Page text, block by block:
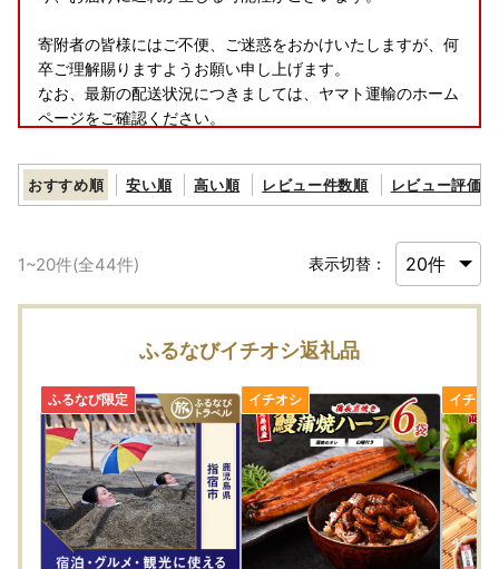
寄附者の皆様にはご不便、ご迷惑をおかけいたしますが、何
卒ご理解賜りますようお願い申し上げます。
なお、最新の配送状況につきましては、ヤマト運輸のホーム
ページをご確認ください。
-------------------------
【指宿市ふるさと納税返礼品の不適正表示についてのお詫び
本市へのふるさと納税のお礼として取り扱っていた「有限会
社水迫畜産」の牛肉の返礼品につきまして、不適切な表示が
あったことが確認されました。
寄附者の皆様には、ご心配とご迷惑をおかけしましたこと
を、深くお詫び申し上げます。
本市では、直ちに当該事業者の返礼品に係る寄附の受付を停
止いたしました。
また、既に寄附をいただき未発送の当該事業者の返礼品につ
いて発送を見合わせておりますので、今後、個別にご連絡を
させていただきます。
速やかに調査を進め、当該事業者の返礼品をお選びいただい
おすすめ順 安い順 高い順 レビュー件数順 レビュー評価順
1~20件(全44件) 表示切替：
ふるなびイチオシ返礼品